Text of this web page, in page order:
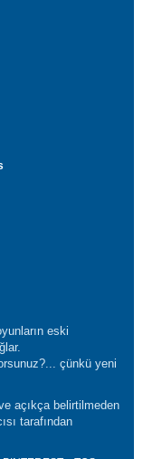
eski
çünkü yeni
açıkça belirtilmeden
tarafından